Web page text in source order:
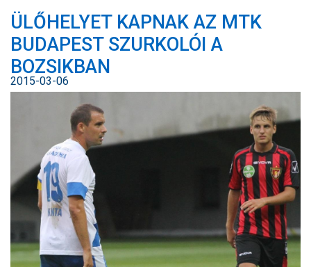
JEGYÉRTÉKESÍTÉS
WEBSHOP
STADION
EGYESÜLET
KAPCSOLAT
NYITÓLAP
CSAPATOK
SZURKOLÓI ÉLMÉNYEK
ÜLŐHELYET KAPNAK AZ MTK
BUDAPEST SZURKOLÓI A
BOZSIKBAN
2015-03-06